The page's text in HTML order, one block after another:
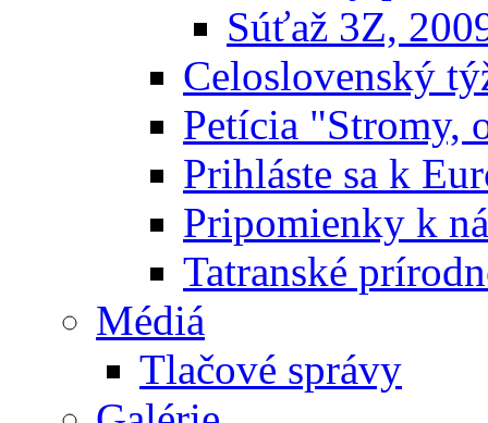
Súťaž 3Z,
Celoslovenský
Petícia "Stromy,
Prihláste sa k
Pripomienky k
Tatranské
Médiá
Tlačové správy